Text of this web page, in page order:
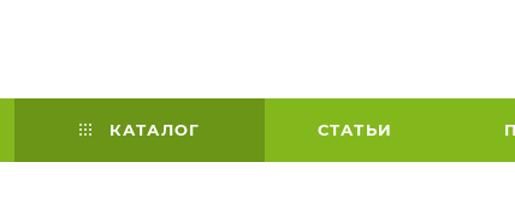
КАТАЛОГ СТАТЬИ